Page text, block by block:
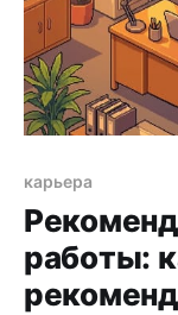
карьера
работы: